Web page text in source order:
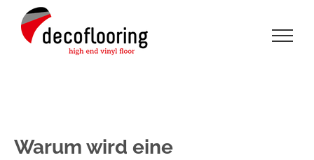
Inhalt
Warum wird eine